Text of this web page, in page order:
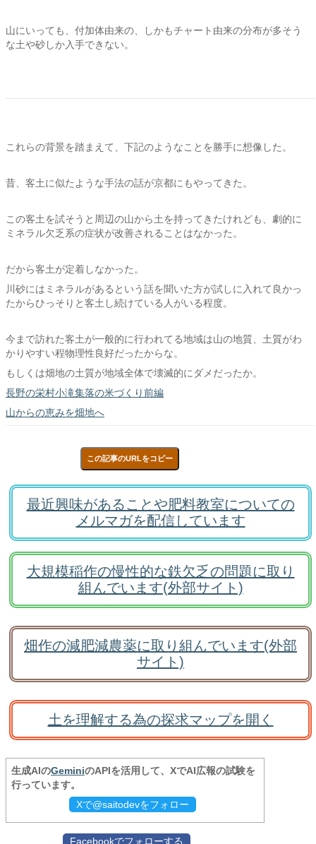
山にいっても、付加体由来の、しかもチャート由来の分布が多そう
な土や砂しか入手できない。
これらの背景を踏まえて、下記のようなことを勝手に想像した。
昔、客土に似たような手法の話が京都にもやってきた。
この客土を試そうと周辺の山から土を持ってきたけれども、劇的に
ミネラル欠乏系の症状が改善されることはなかった。
だから客土が定着しなかった。
川砂にはミネラルがあるという話を聞いた方が試しに入れて良かっ
たからひっそりと客土し続けている人がいる程度。
今まで訪れた客土が一般的に行われてる地域は山の地質、土質がわ
かりやすい程物理性良好だったからな。
もしくは畑地の土質が地域全体で壊滅的にダメだったか。
長野の栄村小滝集落の米づくり前編
山からの恵みを畑地へ
この記事のURLをコピー
最近興味があることや肥料教室についての
メルマガを配信しています
大規模稲作の慢性的な鉄欠乏の問題に取り
組んでいます(外部サイト)
畑作の減肥減農薬に取り組んでいます(外部
サイト)
土を理解する為の探求マップを開く
生成AIのGeminiのAPIを活用して、XでAI広報の試験を
行っています。
Xで@saitodevをフォロー
Facebookでフォローする